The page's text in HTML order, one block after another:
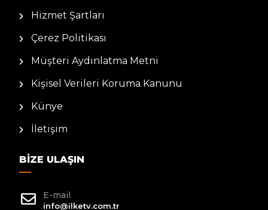
Hizmet Şartları
Çerez Politikası
Müşteri Aydınlatma Metni
Kişisel Verileri Koruma Kanunu
Künye
İletişim
BIZE ULAŞIN
E-mail
info@ilketv.com.tr